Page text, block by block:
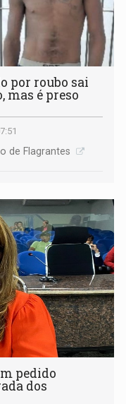
por roubo sai
mas é preso
de Flagrantes
pedido
dos